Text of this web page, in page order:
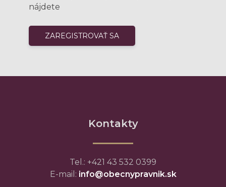
nájdete
Kontakty
Tel.: +421 43 532 0399
E-mail: info@obecnypravnik.sk